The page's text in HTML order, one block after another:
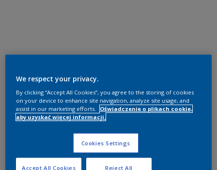
We respect your privacy.
By clicking “Accept All Cookies”, you agree to the storing of cookies
on your device to enhance site navigation, analyze site usage, and
assist in our marketing efforts.
Oświadczenie o plikach cookie,
aby uzyskać więcej informacji.
Cookies Settings
Reject All
Accept All Cookies